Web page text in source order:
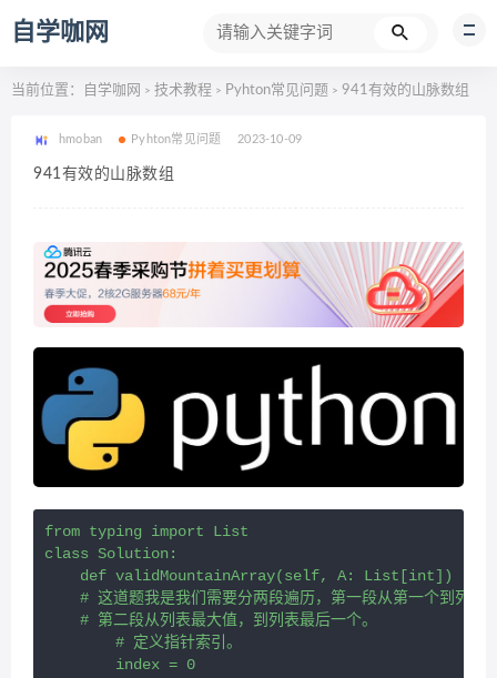
自学咖网
当前位置： 自学咖网 > 技术教程 > Pyhton常见问题 > 941有效的山脉数组
hmoban Pyhton常见问题 2023-10-09
941有效的山脉数组
from typing import List
class Solution:
def validMountainArray(self, A: List[int]) ->
# 这道题我是我们需要分两段遍历，第一段从第一个到列表
    # 第二段从列表最大值，到列表最后一个。
        # 定义指针索引。
        index = 0